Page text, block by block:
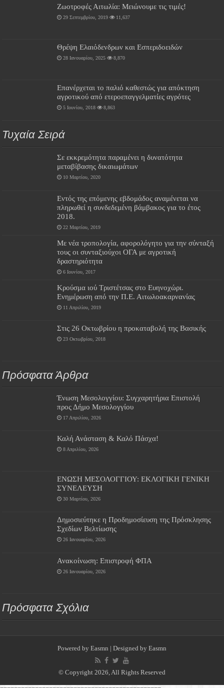
Ζωοτροφές Αιτωλία: Μειώνουμε τις τιμές!
29 Σεπτεμβρίου, 2019 11,637
Θρέψη Ελαιόδενδρων και Εσπεριδοειδών
28 Ιανουαρίου, 2025 8,870
Επανέρχεται το παλιό καθεστώς για απόκτηση
αγροτικού από ετεροεπαγγελματίες αγρότες
5 Ιουνίου, 2018 8,863
Τυχαία Σειρά
Σε εκκρεμότητα παραμένει η δυνατότητα
μεταβίβασης δικαιωμάτων
10 Μαρτίου, 2020
Εντός της επόμενης εβδομάδος αναμένεται να
πληρωθεί η συνδεδεμένη βάμβακος για το έτος
2018.
22 Μαρτίου, 2019
Με νέα τροπολογία, αφορολόγητο για την σύνταξή
τους οι συνταξιούχοι ΟΓΑ με αγροτική
δραστηριότητα
6 Ιουνίου, 2017
Κρούσμα ιού Τριστέτσας στο Ευηνοχώρι.
Ενημέρωση από την Π.Ε. Αιτωλοακαρνανίας
11 Απριλίου, 2019
Στις 26 Οκτωβρίου η προκαταβολή της Βασικής
23 Οκτωβρίου, 2018
Πρόσφατα Άρθρα
Ένωση Μεσολογγίου: Συγχαρητήρια Επιστολή
προς Δήμο Μεσολογγίου
17 Απριλίου, 2026
Καλή Ανάσταση & Καλό Πάσχα!
8 Απριλίου, 2026
ΕΝΩΣΗ ΜΕΣΟΛΟΓΓΙΟΥ: ΕΚΛΟΓΙΚΗ ΓΕΝΙΚΗ
ΣΥΝΕΛΕΥΣΗ
30 Μαρτίου, 2026
Δημοσιεύτηκε η Προδημοσίευση της Πρόσκλησης
Σχεδίων Βελτίωσης
26 Ιανουαρίου, 2026
Ανακοίνωση: Επιστροφή ΦΠΑ
26 Ιανουαρίου, 2026
Πρόσφατα Σχόλια
Powered by Easmn | Designed by Easmn
© Copyright 2026, All Rights Reserved